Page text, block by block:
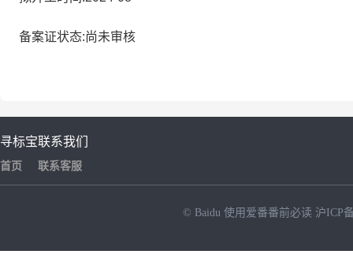
备案证状态:尚未审核
寻标宝
首页
联系我们
联系客服
© Baidu 使用爱番番前必读 沪ICP